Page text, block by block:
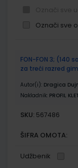
Označi sve
proizvodi
FON-FON 3; (140
za treći razred
Autor(i): Dragica
Nakladnik: PROFIL
SKU: 567486
ŠIFRA OMOTA:
Udžbenik